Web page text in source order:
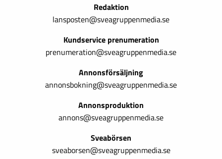
Redaktion
lansposten@sveagruppenmedia.se
Kundservice prenumeration
prenumeration@sveagruppenmedia.se
Annonsförsäljning
annonsbokning@sveagruppenmedia.se
Annonsproduktion
annons@sveagruppenmedia.se
Sveabörsen
sveaborsen@sveagruppenmedia.se